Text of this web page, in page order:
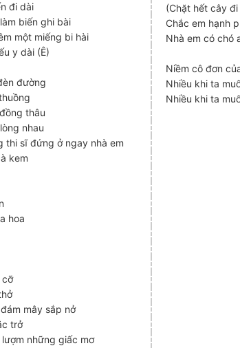
đi dài
biến ghi bài
một miếng bi hài
y dài (Ê)
đường
thâu
nhau
thi sĩ đứng ở ngay nhà em
kem
hoa
cỡ
mây sắp nở
trở
những giấc mơ
(Chặt hết cây đi
Chắc em hạnh
Nhà em có chó
Niềm cô đơn
Nhiều khi ta
Nhiều khi ta